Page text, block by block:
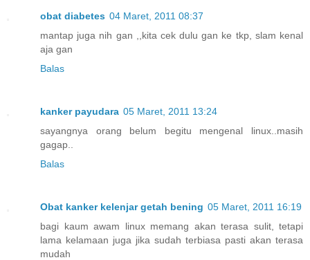
obat diabetes 04 Maret, 2011 08:37
mantap juga nih gan ,,kita cek dulu gan ke tkp, slam kenal
aja gan
Balas
kanker payudara 05 Maret, 2011 13:24
sayangnya orang belum begitu mengenal linux..masih
gagap..
Balas
Obat kanker kelenjar getah bening 05 Maret, 2011 16:19
bagi kaum awam linux memang akan terasa sulit, tetapi
lama kelamaan juga jika sudah terbiasa pasti akan terasa
mudah